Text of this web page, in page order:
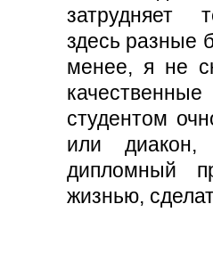
затрудняет
здесь разные
менее, я не
студентом
или диакон,
дипломный
жизнью,